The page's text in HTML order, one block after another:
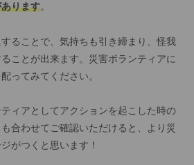
ります。
ることで、気持ちも引き締まり、怪我
ことが出来ます。災害ボランティアに
ってみてください。
ィアとしてアクションを起こした時の
合わせてご確認いただけると、より災
がつくと思います！